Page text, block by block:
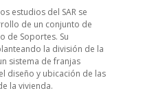
estudios del SAR se
de un conjunto de
de Soportes. Su
la división de la
sistema de franjas
diseño y ubicación de las
la vivienda.